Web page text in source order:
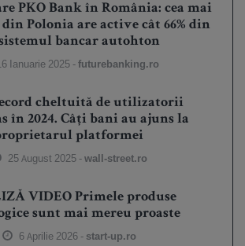
PKO Bank în România: cea mai
Polonia are active cât 66% din
bancar autohton
Ianuarie 2025 -futurebanking.ro
cheltuită de utilizatorii
în 2024. Câți bani au ajuns la
platformei
25 August 2025 -wall-street.ro
VIDEO Primele produse
sunt mai mereu proaste
6 Aprilie 2026 - start-up.ro